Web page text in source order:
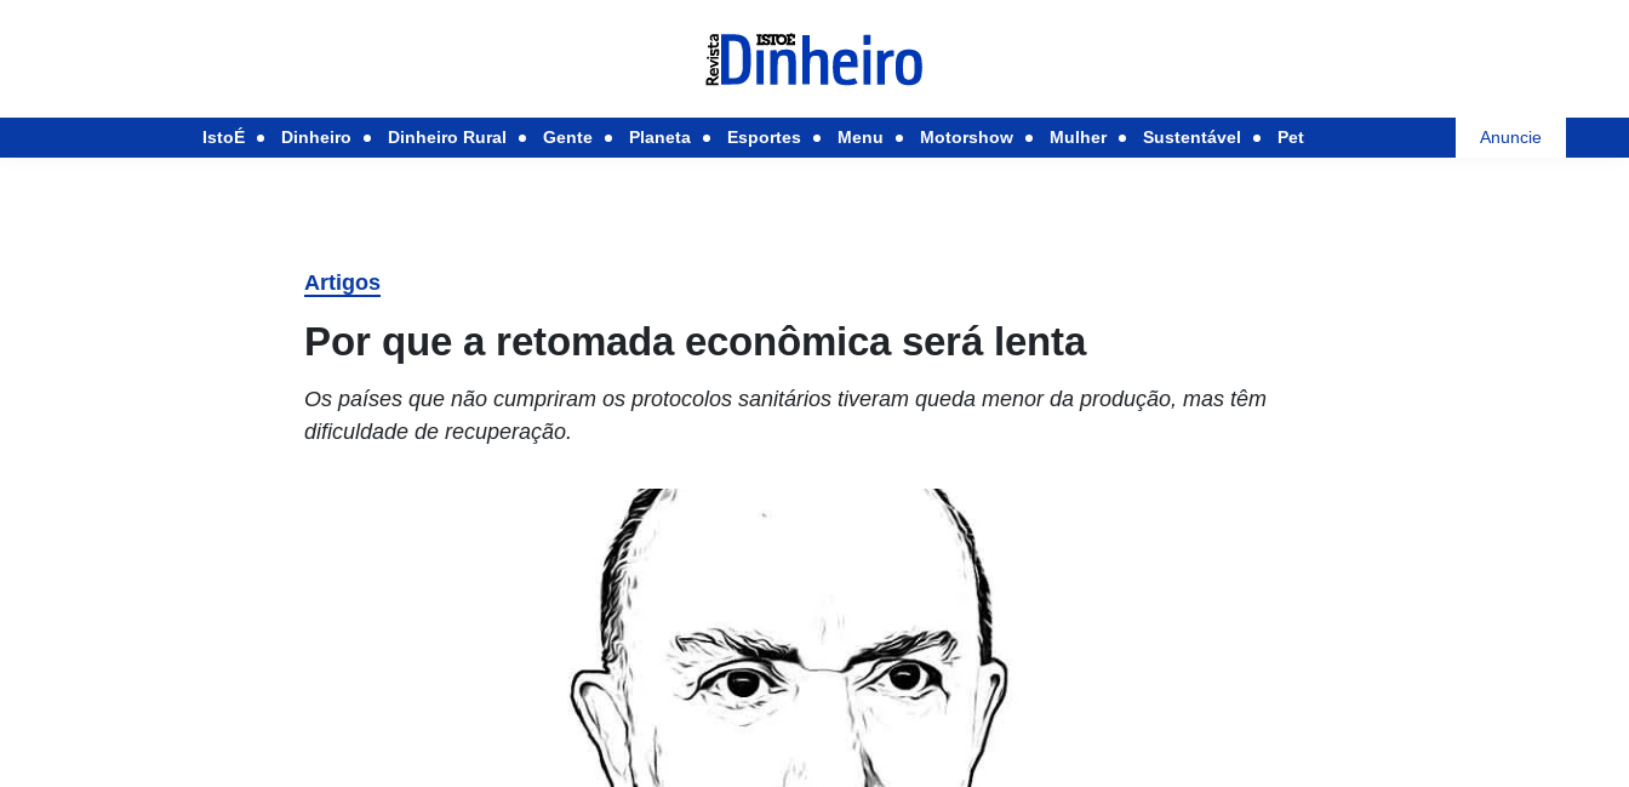
IstoÉ Dinheiro Dinheiro Rural Gente Planeta Esportes Menu Motorshow Mulher Sustentável Pet Anuncie
Artigos
Por que a retomada econômica será lenta
Os países que não cumpriram os protocolos sanitários tiveram queda menor da produção, mas têm
dificuldade de recuperação.